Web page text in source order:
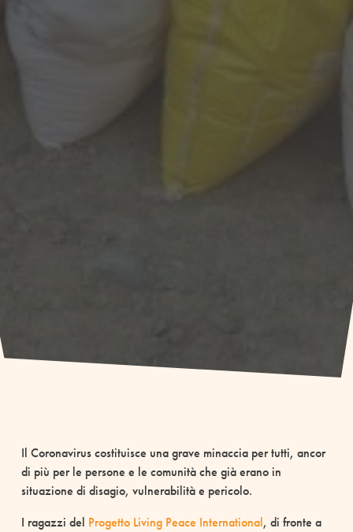
Il Coronavirus costituisce una grave minaccia per tutti, ancor
di più per le persone e le comunità che già erano in
situazione di disagio, vulnerabilità e pericolo.
I ragazzi del Progetto Living Peace International, di fronte a